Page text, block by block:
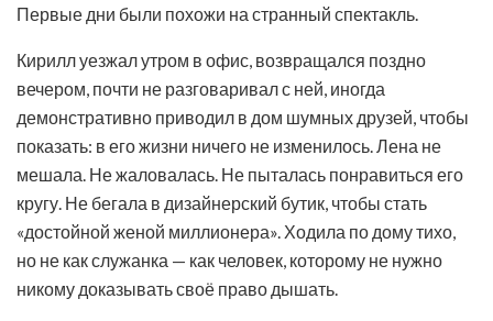
Первые дни были похожи на странный спектакль.
Кирилл уезжал утром в офис, возвращался поздно
вечером, почти не разговаривал с ней, иногда
демонстративно приводил в дом шумных друзей, чтобы
показать: в его жизни ничего не изменилось. Лена не
мешала. Не жаловалась. Не пыталась понравиться его
кругу. Не бегала в дизайнерский бутик, чтобы стать
«достойной женой миллионера». Ходила по дому тихо,
но не как служанка — как человек, которому не нужно
никому доказывать своё право дышать.